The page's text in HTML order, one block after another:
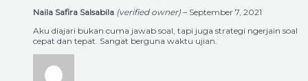
Naila Safira Salsabila (verified owner) – September 7, 2021
Aku diajari bukan cuma jawab soal, tapi juga strategi ngerjain soal
cepat dan tepat. Sangat berguna waktu ujian.